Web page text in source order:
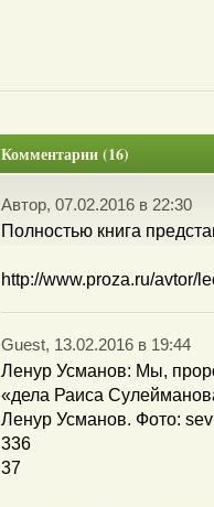
Комментарии (16)
Автор, 07.02.2016 в 22:30
Полностью книга
http://www.proza.ru/avtor/
Guest, 13.02.2016 в 19:44
Ленур Усманов: Мы,
«дела Раиса
Ленур Усманов. Фото:
336
37